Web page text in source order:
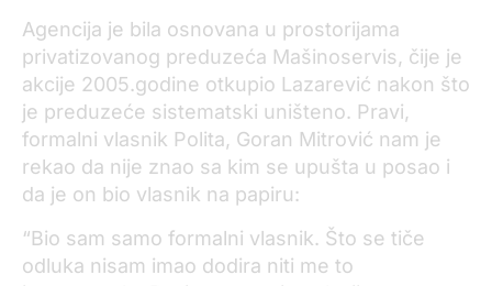
Agencija je bila osnovana u prostorijama
privatizovanog preduzeća Mašinoservis, čije je
akcije 2005.godine otkupio Lazarević nakon što
je preduzeće sistematski uništeno. Pravi,
formalni vlasnik Polita, Goran Mitrović nam je
rekao da nije znao sa kim se upušta u posao i
da je on bio vlasnik na papiru:
“Bio sam samo formalni vlasnik. Što se tiče
odluka nisam imao dodira niti me to